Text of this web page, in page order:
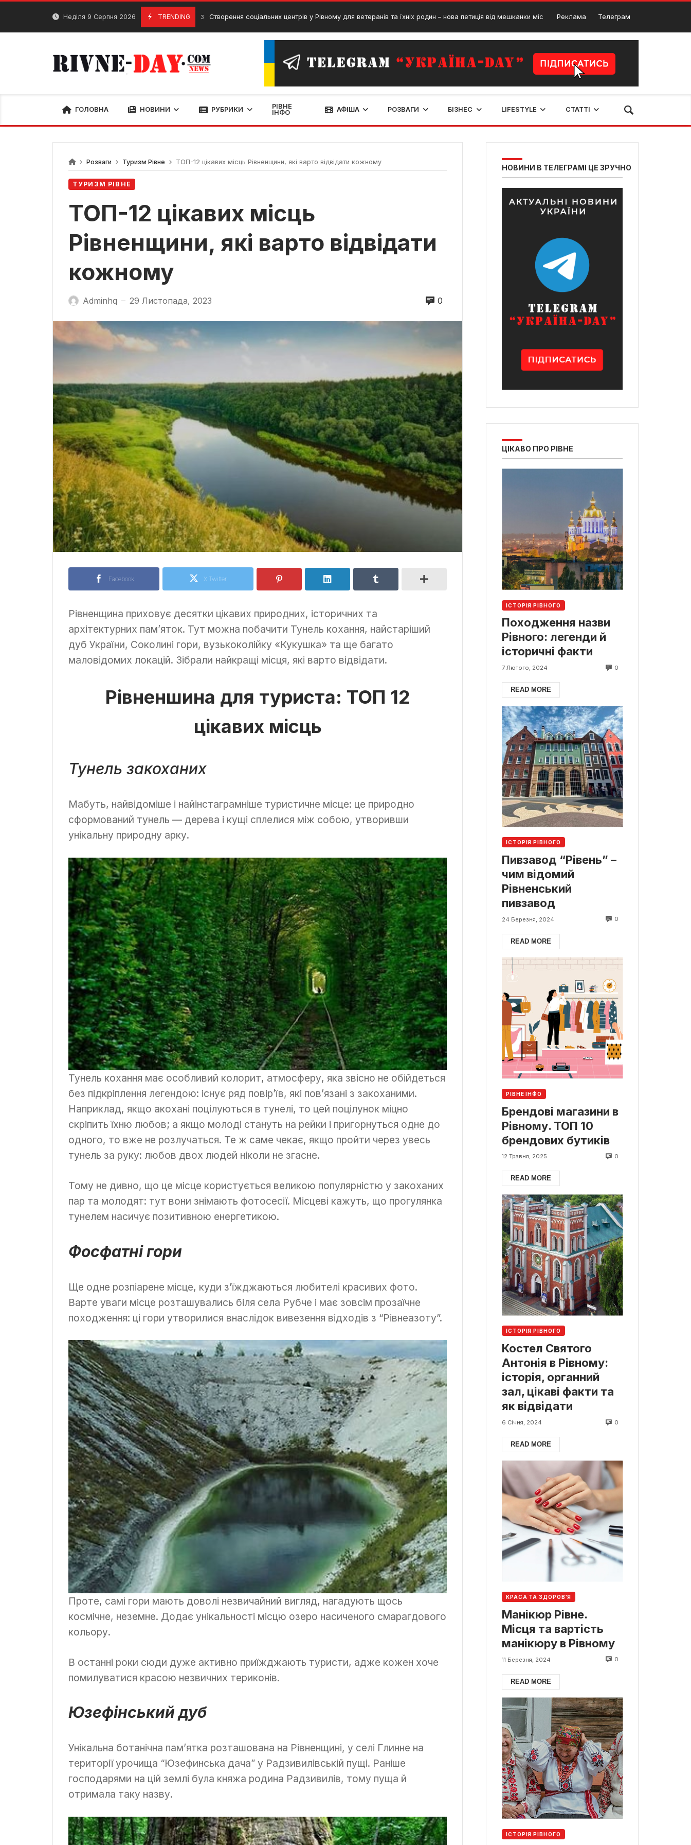
Skip
Неділя 9 Серпня 2026 TRENDING
2 Грудня, 2023 Створення соціальних центрів у Рівному для ветеранів та їхніх родин – нова петиція від мешканки міста 28 Лютого, 2024 Засудили місцевого
Реклама Телеграм
ГОЛОВНА НОВИНИ РУБРИКИ
РІВНЕ
ІНФО
АФІША РОЗВАГИ БІЗНЕС LIFESTYLE СТАТТІ
Розваги Туризм Рівне ТОП-12 цікавих місць Рівненщини, які варто відвідати кожному
ТУРИЗМ РІВНЕ
ТОП-12 цікавих місць
Рівненщини, які варто відвідати
кожному
Adminhq — 29 Листопада, 2023 0
Facebook X Twitter
Рівненщина приховує десятки цікавих природних, історичних та
архітектурних пам’яток. Тут можна побачити Тунель кохання, найстаріший
дуб України, Соколині гори, вузькоколійку «Кукушка» та ще багато
маловідомих локацій. Зібрали найкращі місця, які варто відвідати.
Рівненшина для туриста: ТОП 12
цікавих місць
Тунель закоханих
Мабуть, найвідоміше і найінстаграмніше туристичне місце: це природно
сформований тунель — дерева і кущі сплелися між собою, утворивши
унікальну природну арку.
Тунель кохання має особливий колорит, атмосферу, яка звісно не обійдеться
без підкріплення легендою: існує ряд повір’їв, які пов’язані з закоханими.
Наприклад, якщо акохані поцілуються в тунелі, то цей поцілунок міцно
скріпить їхню любов; а якщо молоді стануть на рейки і пригорнуться одне до
одного, то вже не розлучаться. Те ж саме чекає, якщо пройти через увесь
тунель за руку: любов двох людей ніколи не згасне.
Тому не дивно, що це місце користується великою популярністю у закоханих
пар та молодят: тут вони знімають фотосесії. Місцеві кажуть, що прогулянка
тунелем насичує позитивною енергетикою.
Фосфатні гори
Ще одне розпіарене місце, куди з’їжджаються любителі красивих фото.
Варте уваги місце розташувались біля села Рубче і має зовсім прозаїчне
походження: ці гори утворилися внаслідок вивезення відходів з “Рівнеазоту”.
Проте, самі гори мають доволі незвичайний вигляд, нагадують щось
космічне, неземне. Додає унікальності місцю озеро насиченого смарагдового
кольору.
В останні роки сюди дуже активно приїжджають туристи, адже кожен хоче
помилуватися красою незвичних териконів.
Юзефінський дуб
Унікальна ботанічна пам’ятка розташована на Рівненщині, у селі Глинне на
території урочища “Юзефинська дача” у Радзивилівській пущі. Раніше
господарями на цій землі була княжа родина Радзивилів, тому пуща й
отримала таку назву.
НОВИНИ В ТЕЛЕГРАМІ ЦЕ ЗРУЧНО
ЦІКАВО ПРО РІВНЕ
ІСТОРІЯ РІВНОГО
Походження назви
Рівного: легенди й
історичні факти
7 Лютого, 2024 0
READ MORE
ІСТОРІЯ РІВНОГО
Пивзавод “Рівень” –
чим відомий
Рівненський
пивзавод
24 Березня, 2024 0
READ MORE
РІВНЕ ІНФО
Брендові магазини в
Рівному. ТОП 10
брендових бутиків
12 Травня, 2025 0
READ MORE
ІСТОРІЯ РІВНОГО
Костел Святого
Антонія в Рівному:
історія, органний
зал, цікаві факти та
як відвідати
6 Січня, 2024 0
READ MORE
КРАСА ТА ЗДОРОВ'Я
Манікюр Рівне.
Місця та вартість
манікюру в Рівному
11 Березня, 2024 0
READ MORE
ІСТОРІЯ РІВНОГО